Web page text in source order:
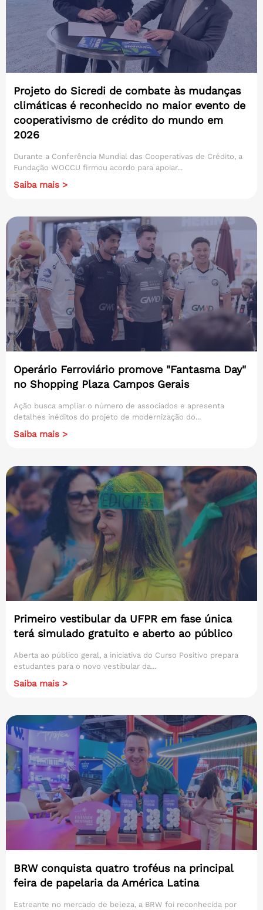
Projeto do Sicredi de combate às mudanças
climáticas é reconhecido no maior evento de
cooperativismo de crédito do mundo em
2026
Durante a Conferência Mundial das Cooperativas de Crédito, a
Fundação WOCCU firmou acordo para apoiar...
Saiba mais >
Operário Ferroviário promove "Fantasma Day"
no Shopping Plaza Campos Gerais
Ação busca ampliar o número de associados e apresenta
detalhes inéditos do projeto de modernização do...
Saiba mais >
Primeiro vestibular da UFPR em fase única
terá simulado gratuito e aberto ao público
Aberta ao público geral, a iniciativa do Curso Positivo prepara
estudantes para o novo vestibular da...
Saiba mais >
BRW conquista quatro troféus na principal
feira de papelaria da América Latina
Estreante no mercado de beleza, a BRW foi reconhecida por